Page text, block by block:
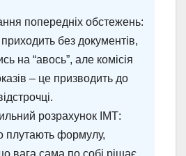
попередніх обстежень:
без документів,
на “авось”, але комісія
– це призводить до
розрахунок ІМТ:
плутають формулу,
вага сама по собі рішає